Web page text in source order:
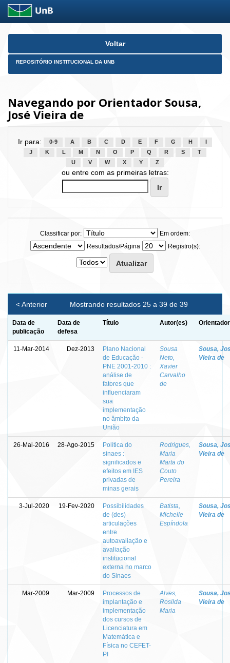
Skip
Voltar
REPOSITÓRIO INSTITUCIONAL DA UNB
Navegando por Orientador Sousa,
José Vieira de
Ir para: 0-9 A B C D E F G H
J
K L M N O P Q R S
T
U
V W X Y Z
ou entre com as primeiras letras:
Classificar por:
Em ordem:
Resultados/Página
Registro(s):
Mostrando resultados 25 a 39 de 39
< Anterior
Data de
publicação
Data de
defesa
Título Autor(es)
11-Mar-2014 Dez-2013
Plano Nacional
de Educação -
PNE 2001-2010 :
análise de
fatores que
influenciaram
sua
implementação
no âmbito da
União
Sousa
Neto,
Xavier
Carvalho
de
Sousa,
Vieira de
26-Mai-2016 28-Ago-2015
Política do
sinaes :
significados e
efeitos em IES
privadas de
minas gerais
Rodrigues,
Maria
Marta do
Couto
Pereira
Sousa,
Vieira de
3-Jul-2020 19-Fev-2020
Possibilidades
de (des)
articulações
entre
autoavaliação e
avaliação
institucional
externa no marco
do Sinaes
Batista,
Michelle
Espíndola
Sousa,
Vieira de
Mar-2009 Mar-2009
Processos de
implantação e
implementação
dos cursos de
Licenciatura em
Matemática e
Física no CEFET-
PI
Alves,
Rosilda
Maria
Sousa,
Vieira de